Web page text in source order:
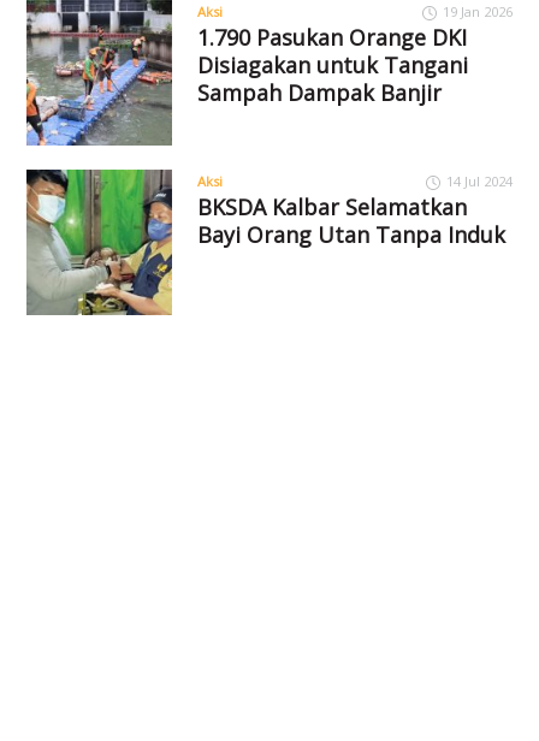
Aksi 19 Jan 2026
1.790 Pasukan Orange DKI
Disiagakan untuk Tangani
Sampah Dampak Banjir
Aksi 14 Jul 2024
BKSDA Kalbar Selamatkan
Bayi Orang Utan Tanpa Induk